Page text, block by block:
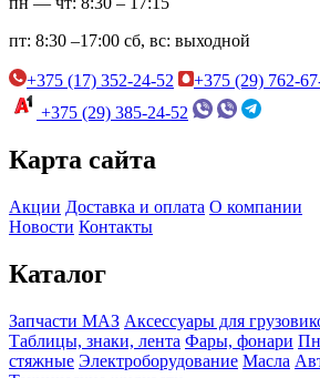
пт: 8:30 –17:00 сб, вс: выходной
+375 (17) 352-24-52
+375 (29) 762-
+375 (29) 385-24-52
Карта сайта
Акции Доставка и оплата О компании
Новости Контакты
Каталог
Запчасти МАЗ Аксессуары для
Таблицы, знаки, лента Фары, фонари
стяжные Электроборудование Масла